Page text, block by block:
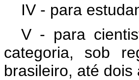
IV - para
V - para
categoria, sob
brasileiro, até dois